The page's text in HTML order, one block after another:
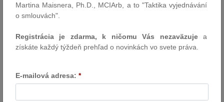
tlmočníkovi alebo prekladateľovi vyplatiť preddavok vo výške 30
percent účastníkmi konania zložených preddavkov. Samozrejme,
oslobodení od súdnych poplatkov (napríklad ľudia v hmotnej
núdzi).
prostriedky z rozpočtovej kapitoly MS SR používali na znalecké
dokazovanie primárne vo verejnom záujme – najmä v trestnom
Martina Maisnera, Ph.D., MCIArb, a to "Taktika vyjednávání
o smlouvách".
Registrácia je zdarma, k ničomu Vás nezaväzujea
získáte každý týždeň prehľad o novinkách vo svete práva.
E-mailová adresa: *